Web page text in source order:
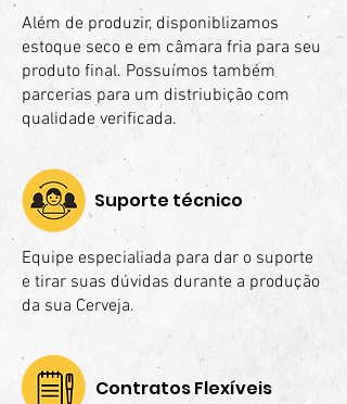
Além de produzir, disponiblizamos
estoque seco e em câmara fria para seu
produto final. Possuímos também
parcerias para um distriubição com
qualidade verificada.
Suporte técnico
Equipe especialiada para dar o suporte
e tirar suas dúvidas durante a produção
da sua Cerveja.
Contratos Flexíveis